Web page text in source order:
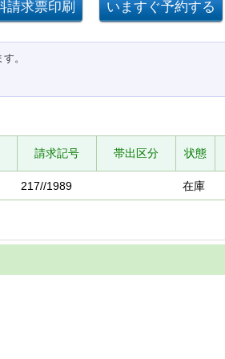
。
請求記号 帯出区分 状態
217//1989 在庫